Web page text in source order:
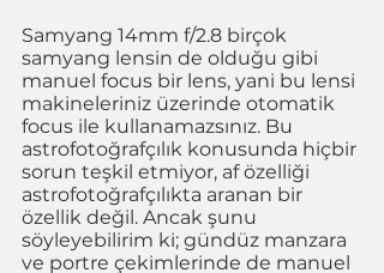
Samyang 14mm f/2.8 birçok
samyang lensin de olduğu gibi
manuel focus bir lens, yani bu lensi
makineleriniz üzerinde otomatik
focus ile kullanamazsınız. Bu
astrofotoğrafçılık konusunda hiçbir
sorun teşkil etmiyor, af özelliği
astrofotoğrafçılıkta aranan bir
özellik değil. Ancak şunu
söyleyebilirim ki; gündüz manzara
ve portre çekimlerinde de manuel